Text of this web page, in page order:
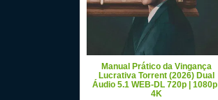
Manual Prático da Vingança
Lucrativa Torrent (2026) Dual
Áudio 5.1 WEB-DL 720p | 1080p |
4K